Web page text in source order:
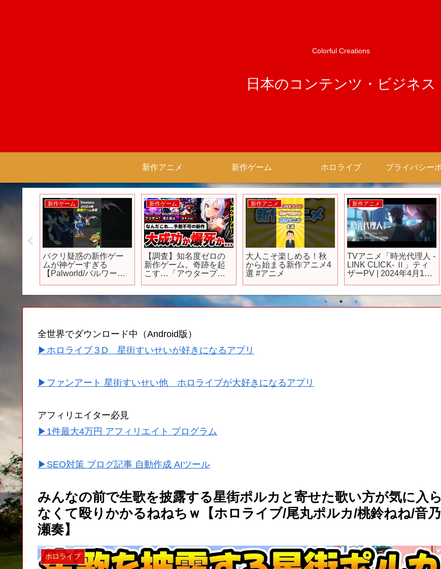
Colorful Creations
日本のコンテンツ・ビジネス
新作アニメ 新作ゲーム ホロライブ
新作ゲーム
パクリ疑惑の新作ゲー
ムが神ゲーすぎる
【Palworld/パルワール
新作ゲーム
【調査】知名度ゼロの
新作ゲーム。奇跡を起
こす…「アウタープレ
ゲーム】【スマホゲー
ム】【ソシャゲ】【ア
新作アニメ
大人こそ楽しめる！秋
から始まる新作アニメ4
選 #アニメ
新作アニメ
TVアニメ「時光代理人 -
LINK CLICK- Ⅱ」ティ
ザーPV | 2024年4月10
開始！
全世界でダウンロード中（Android版）
▶ホロライブ３D 星街すいせいが好きになるアプリ
▶ファンアート 星街すいせい他 ホロライブが大好きになるアプリ
アフィリエイター必見
▶1件最大4万円 アフィリエイト プログラム
▶SEO対策 ブログ記事 自動作成 AIツール
みんなの前で生歌を披露する星街ポルカと寄せた歌い方が気に入ら
なくて殴りかかるねねちｗ【ホロライブ/尾丸ポルカ/桃鈴ねね/音乃
瀬奏】
ホロライブ